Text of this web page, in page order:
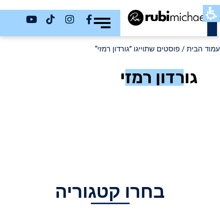
כשר
עמוד הבית / פוסטים שתוייגו ”גורדון רמזי“
גורדון רמזי
בחרו קטגוריה